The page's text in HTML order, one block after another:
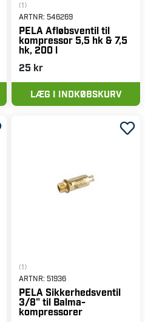
(1)
ARTNR: 546269
PELA Afløbsventil til
kompressor 5,5 hk & 7,5
hk, 200 l
25 kr
LÆG I INDKØBSKURV
(1)
ARTNR: 51936
PELA Sikkerhedsventil
3/8" til Balma-
kompressorer